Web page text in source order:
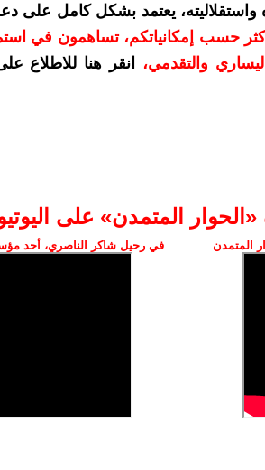
واستقلاليته، يعتمد بشكل كامل على
سنويًا أو أكثر حسب إمكانياتكم، تساهمون في
والتقدمي،
انقر هنا للاطلاع
المتمدن» على
المتمدن في رحيل شاكر الناصري، أحد